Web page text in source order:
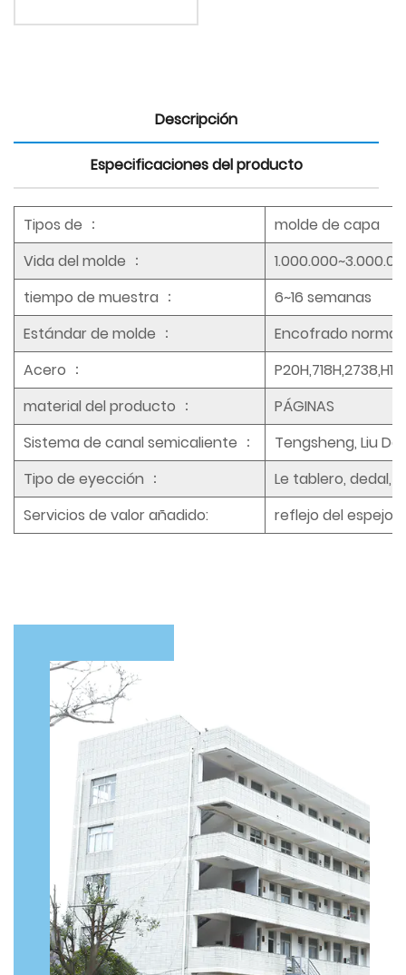
Descripción
Especificaciones del producto
Tipos de ：
molde de capa
Vida del molde ：
tiempo de muestra ：
6~16 semanas
Estándar de molde ：
Encofrado
Acero ：
material del producto ：
PÁGINAS
Sistema de canal semicaliente ：
Tengsheng, Liu
Tipo de eyección ：
Le tablero, dedal,
Servicios de valor añadido:
reflejo del espejo